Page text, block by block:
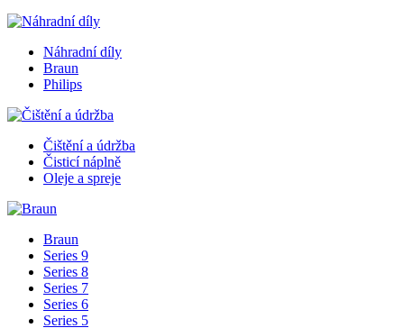
Náhradní díly
Braun
Philips
Čištění a údržba
Čisticí náplně
Oleje a spreje
Braun
Series 9
Series 8
Series 7
Series 6
Series 5